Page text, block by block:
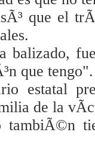
que el
balizado,
que tengo".
estatal
de la
tambiÃ©n